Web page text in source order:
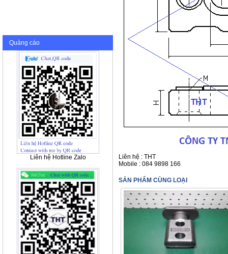
Quảng cáo
Liên hệ Hotline Zalo
Liên hệ : THT
Mobile : 084 9898 166
SẢN PHẨM CÙNG LOẠI